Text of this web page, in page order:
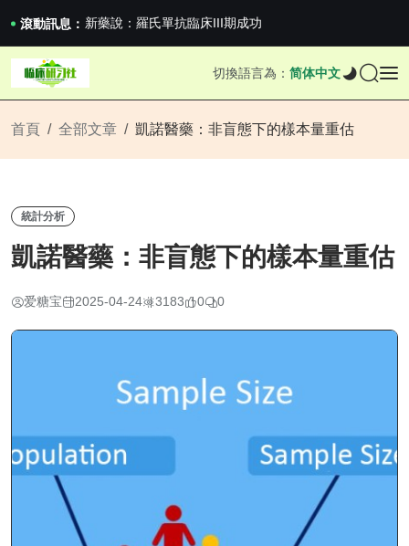
滾動訊息： 新藥說：羅氏單抗臨床III期成功
新藥說：哈佛大學：生男生女不是隨機的，這樣的...
國家藥監局關於適用《E6（R3）：藥物臨床試...
滬上臨研人：著名Global臨床CRO在我國...
新藥說：哈佛大學：生男生女不是隨機的，這樣的...
切換語言為： 简体中文
首頁 全部文章 凱諾醫藥：非盲態下的樣本量重估
統計分析
凱諾醫藥：非盲態下的樣本量重估
爱糖宝 2025-04-24 3183 0 0